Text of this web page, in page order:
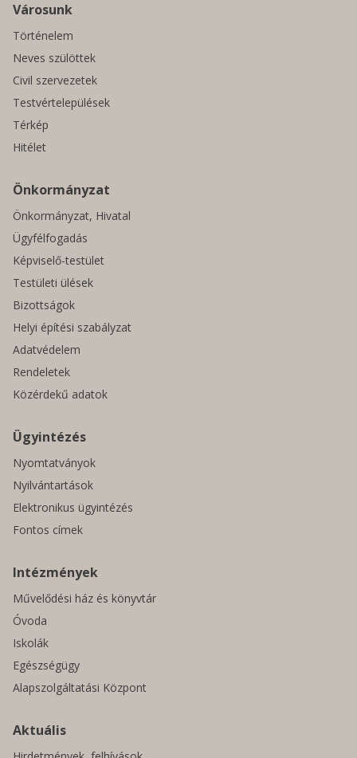
Városunk
Történelem
Neves szülöttek
Civil szervezetek
Testvértelepülések
Térkép
Hitélet
Önkormányzat
Önkormányzat, Hivatal
Ügyfélfogadás
Képviselő-testület
Testületi ülések
Bizottságok
Helyi építési szabályzat
Adatvédelem
Rendeletek
Közérdekű adatok
Ügyintézés
Nyomtatványok
Nyilvántartások
Elektronikus ügyintézés
Fontos címek
Intézmények
Művelődési ház és könyvtár
Óvoda
Iskolák
Egészségügy
Alapszolgáltatási Központ
Aktuális